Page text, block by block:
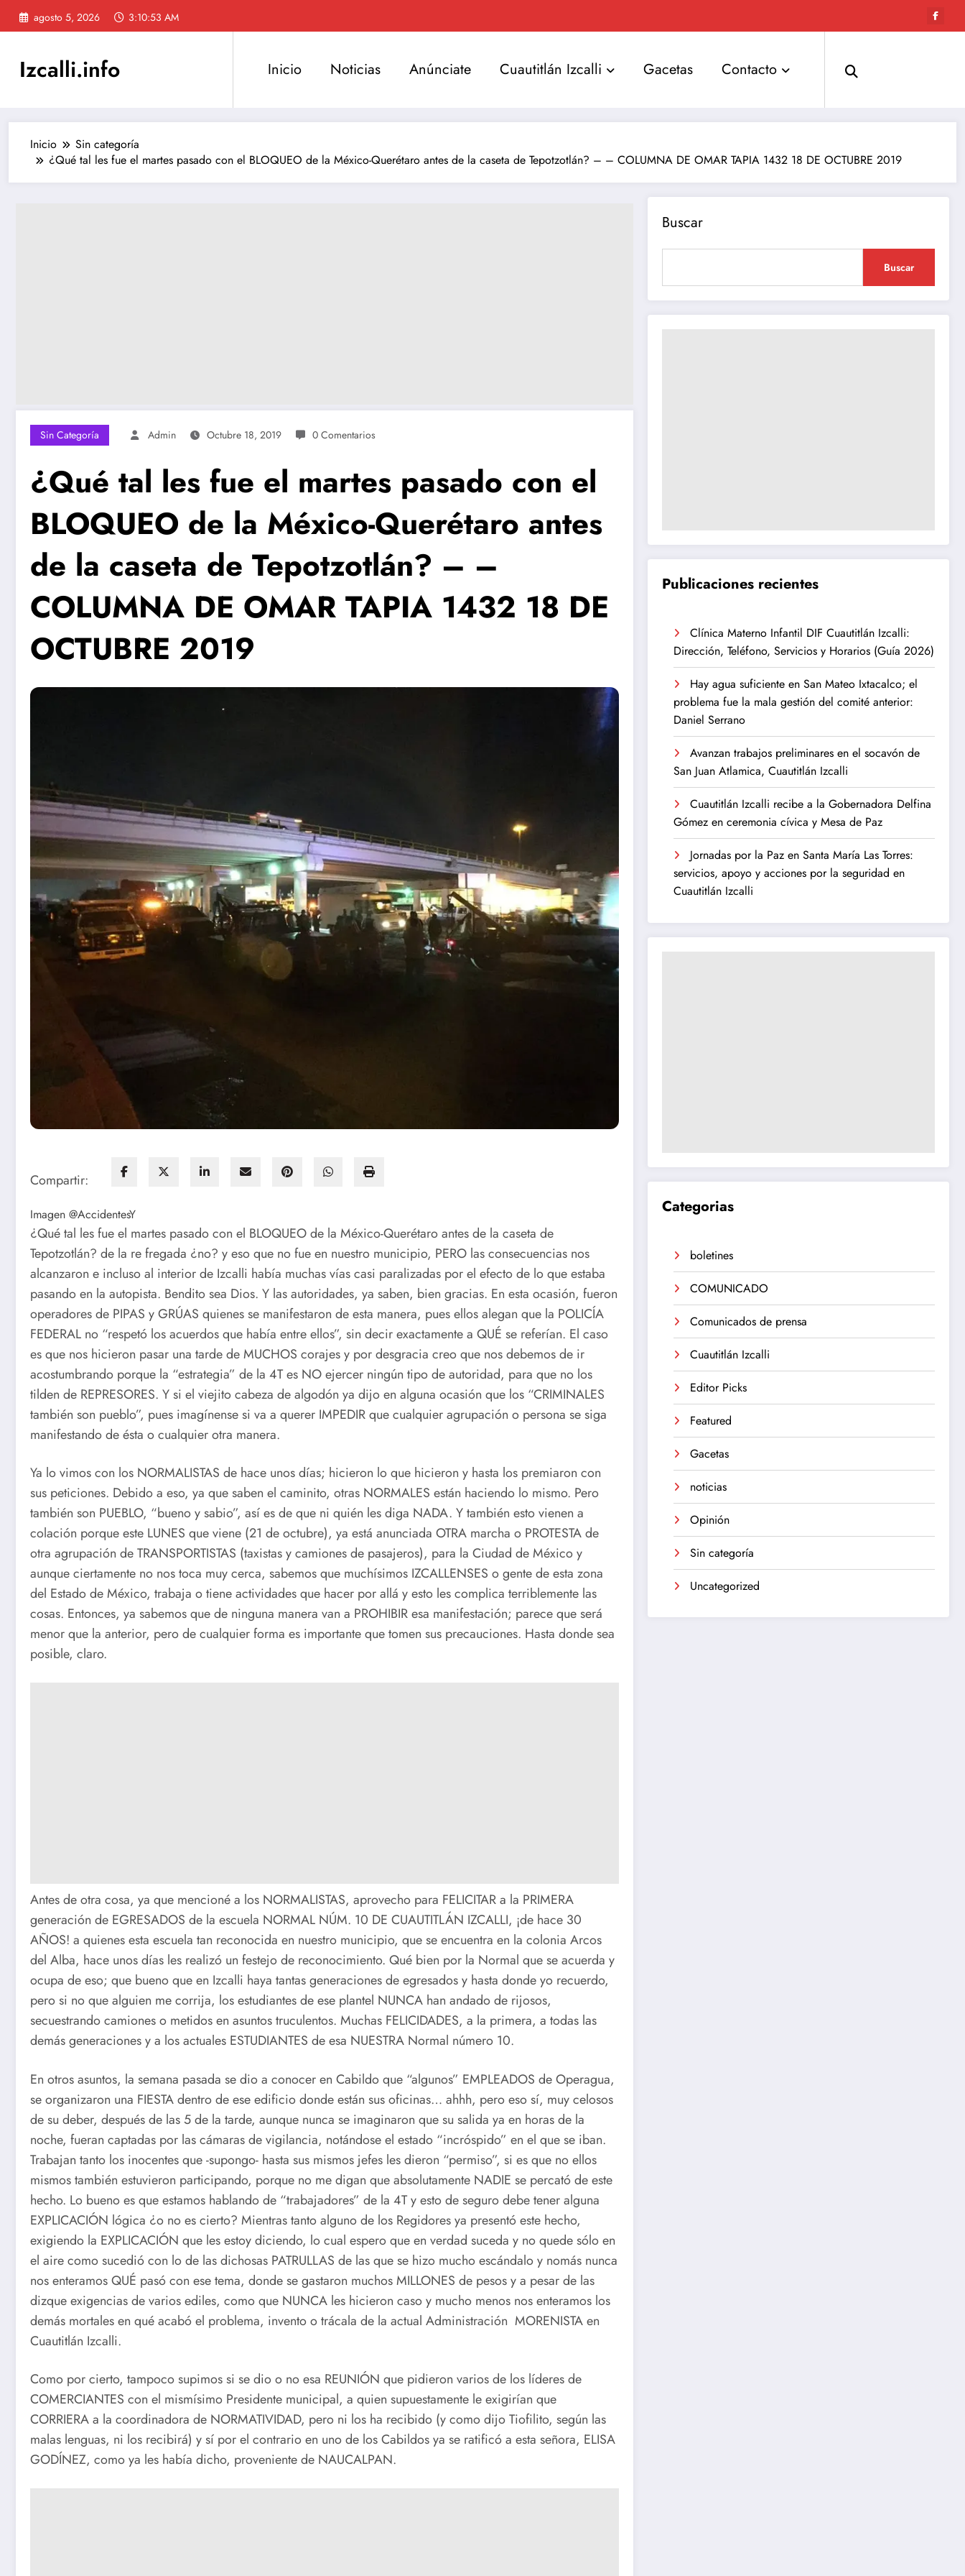
Saltar
agosto 5, 2026 3:10:54 AM
Izcalli.info Inicio Noticias Anúnciate Cuautitlán Izcalli Gacetas Contacto
Inicio
Sin categoría
¿Qué tal les fue el martes pasado con el BLOQUEO de la México-Querétaro antes de la caseta de Tepotzotlán? – – COLUMNA DE OMAR TAPIA 1432 18 DE OCTUBRE 2019
Sin Categoría Admin Octubre 18, 2019 0 Comentarios
¿Qué tal les fue el martes pasado con el
BLOQUEO de la México-Querétaro antes
de la caseta de Tepotzotlán? – –
COLUMNA DE OMAR TAPIA 1432 18 DE
OCTUBRE 2019
Compartir:
Imagen @AccidentesY
¿Qué tal les fue el martes pasado con el BLOQUEO de la México-Querétaro antes de la caseta de
Tepotzotlán? de la re fregada ¿no? y eso que no fue en nuestro municipio, PERO las consecuencias nos
alcanzaron e incluso al interior de Izcalli había muchas vías casi paralizadas por el efecto de lo que estaba
pasando en la autopista. Bendito sea Dios. Y las autoridades, ya saben, bien gracias. En esta ocasión, fueron
operadores de PIPAS y GRÚAS quienes se manifestaron de esta manera, pues ellos alegan que la POLICÍA
FEDERAL no “respetó los acuerdos que había entre ellos”, sin decir exactamente a QUÉ se referían. El caso
es que nos hicieron pasar una tarde de MUCHOS corajes y por desgracia creo que nos debemos de ir
acostumbrando porque la “estrategia” de la 4T es NO ejercer ningún tipo de autoridad, para que no los
tilden de REPRESORES. Y si el viejito cabeza de algodón ya dijo en alguna ocasión que los “CRIMINALES
también son pueblo”, pues imagínense si va a querer IMPEDIR que cualquier agrupación o persona se siga
manifestando de ésta o cualquier otra manera.
Ya lo vimos con los NORMALISTAS de hace unos días; hicieron lo que hicieron y hasta los premiaron con
sus peticiones. Debido a eso, ya que saben el caminito, otras NORMALES están haciendo lo mismo. Pero
también son PUEBLO, “bueno y sabio”, así es de que ni quién les diga NADA. Y también esto vienen a
colación porque este LUNES que viene (21 de octubre), ya está anunciada OTRA marcha o PROTESTA de
otra agrupación de TRANSPORTISTAS (taxistas y camiones de pasajeros), para la Ciudad de México y
aunque ciertamente no nos toca muy cerca, sabemos que muchísimos IZCALLENSES o gente de esta zona
del Estado de México, trabaja o tiene actividades que hacer por allá y esto les complica terriblemente las
cosas. Entonces, ya sabemos que de ninguna manera van a PROHIBIR esa manifestación; parece que será
menor que la anterior, pero de cualquier forma es importante que tomen sus precauciones. Hasta donde sea
posible, claro.
Antes de otra cosa, ya que mencioné a los NORMALISTAS, aprovecho para FELICITAR a la PRIMERA
generación de EGRESADOS de la escuela NORMAL NÚM. 10 DE CUAUTITLÁN IZCALLI, ¡de hace 30
AÑOS! a quienes esta escuela tan reconocida en nuestro municipio, que se encuentra en la colonia Arcos
del Alba, hace unos días les realizó un festejo de reconocimiento. Qué bien por la Normal que se acuerda y
ocupa de eso; que bueno que en Izcalli haya tantas generaciones de egresados y hasta donde yo recuerdo,
pero si no que alguien me corrija, los estudiantes de ese plantel NUNCA han andado de rijosos,
secuestrando camiones o metidos en asuntos truculentos. Muchas FELICIDADES, a la primera, a todas las
demás generaciones y a los actuales ESTUDIANTES de esa NUESTRA Normal número 10.
En otros asuntos, la semana pasada se dio a conocer en Cabildo que “algunos” EMPLEADOS de Operagua,
se organizaron una FIESTA dentro de ese edificio donde están sus oficinas… ahhh, pero eso sí, muy celosos
de su deber, después de las 5 de la tarde, aunque nunca se imaginaron que su salida ya en horas de la
noche, fueran captadas por las cámaras de vigilancia, notándose el estado “incróspido” en el que se iban.
Trabajan tanto los inocentes que -supongo- hasta sus mismos jefes les dieron “permiso”, si es que no ellos
mismos también estuvieron participando, porque no me digan que absolutamente NADIE se percató de este
hecho. Lo bueno es que estamos hablando de “trabajadores” de la 4T y esto de seguro debe tener alguna
EXPLICACIÓN lógica ¿o no es cierto? Mientras tanto alguno de los Regidores ya presentó este hecho,
exigiendo la EXPLICACIÓN que les estoy diciendo, lo cual espero que en verdad suceda y no quede sólo en
el aire como sucedió con lo de las dichosas PATRULLAS de las que se hizo mucho escándalo y nomás nunca
nos enteramos QUÉ pasó con ese tema, donde se gastaron muchos MILLONES de pesos y a pesar de las
dizque exigencias de varios ediles, como que NUNCA les hicieron caso y mucho menos nos enteramos los
demás mortales en qué acabó el problema, invento o trácala de la actual Administración MORENISTA en
Cuautitlán Izcalli.
Como por cierto, tampoco supimos si se dio o no esa REUNIÓN que pidieron varios de los líderes de
COMERCIANTES con el mismísimo Presidente municipal, a quien supuestamente le exigirían que
CORRIERA a la coordinadora de NORMATIVIDAD, pero ni los ha recibido (y como dijo Tiofilito, según las
malas lenguas, ni los recibirá) y sí por el contrario en uno de los Cabildos ya se ratificó a esta señora, ELISA
GODÍNEZ, como ya les había dicho, proveniente de NAUCALPAN.
Buscar
Buscar
Publicaciones recientes
Clínica Materno Infantil DIF Cuautitlán Izcalli:
Dirección, Teléfono, Servicios y Horarios (Guía 2026)
Hay agua suficiente en San Mateo Ixtacalco; el
problema fue la mala gestión del comité anterior:
Daniel Serrano
Avanzan trabajos preliminares en el socavón de
San Juan Atlamica, Cuautitlán Izcalli
Cuautitlán Izcalli recibe a la Gobernadora Delfina
Gómez en ceremonia cívica y Mesa de Paz
Jornadas por la Paz en Santa María Las Torres:
servicios, apoyo y acciones por la seguridad en
Cuautitlán Izcalli
Categorias
boletines
COMUNICADO
Comunicados de prensa
Cuautitlán Izcalli
Editor Picks
Featured
Gacetas
noticias
Opinión
Sin categoría
Uncategorized